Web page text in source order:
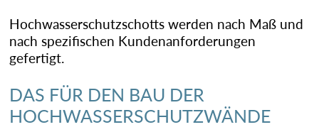
Hochwasserschutzschotts werden nach Maß und
nach spezifischen Kundenanforderungen
gefertigt.
DAS FÜR DEN BAU DER
HOCHWASSERSCHUTZWÄNDE